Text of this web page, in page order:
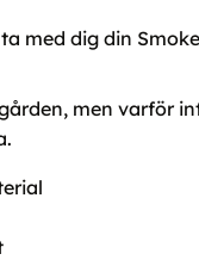
med dig din
men varför